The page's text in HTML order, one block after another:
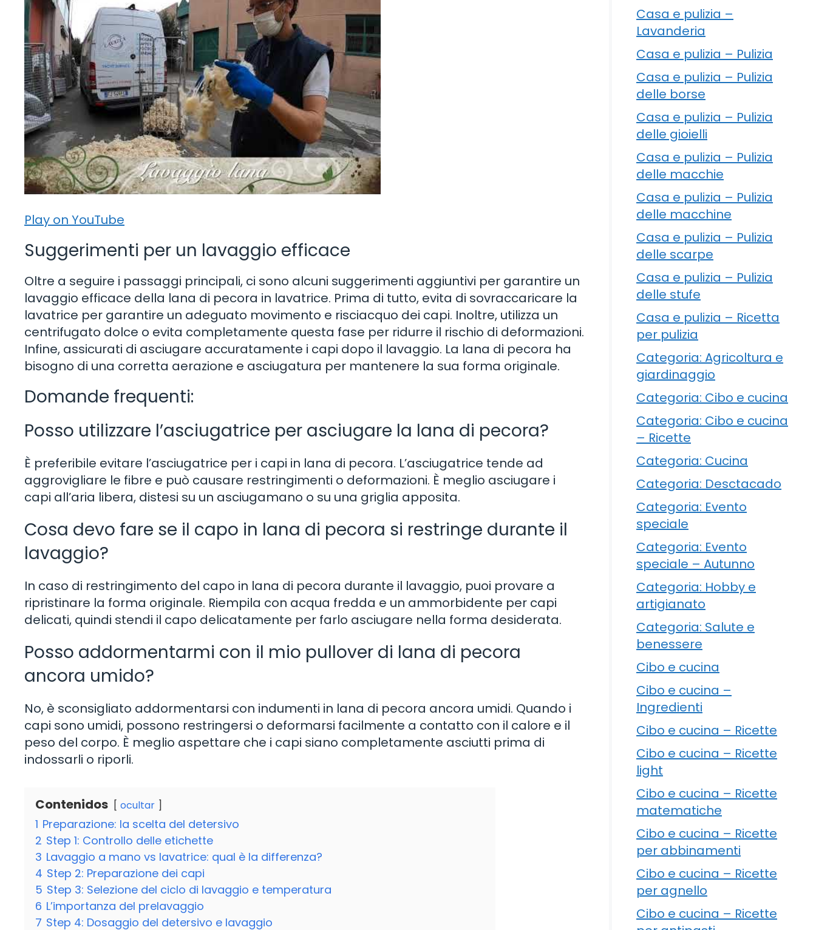
Play on YouTube
Suggerimenti per un lavaggio efficace
Oltre a seguire i passaggi principali, ci sono alcuni suggerimenti aggiuntivi per garantire un
lavaggio efficace della lana di pecora in lavatrice. Prima di tutto, evita di sovraccaricare la
lavatrice per garantire un adeguato movimento e risciacquo dei capi. Inoltre, utilizza un
centrifugato dolce o evita completamente questa fase per ridurre il rischio di deformazioni.
Infine, assicurati di asciugare accuratamente i capi dopo il lavaggio. La lana di pecora ha
bisogno di una corretta aerazione e asciugatura per mantenere la sua forma originale.
Domande frequenti:
Posso utilizzare l’asciugatrice per asciugare la lana di pecora?
È preferibile evitare l’asciugatrice per i capi in lana di pecora. L’asciugatrice tende ad
aggrovigliare le fibre e può causare restringimenti o deformazioni. È meglio asciugare i
capi all’aria libera, distesi su un asciugamano o su una griglia apposita.
Cosa devo fare se il capo in lana di pecora si restringe durante il
lavaggio?
In caso di restringimento del capo in lana di pecora durante il lavaggio, puoi provare a
ripristinare la forma originale. Riempila con acqua fredda e un ammorbidente per capi
delicati, quindi stendi il capo delicatamente per farlo asciugare nella forma desiderata.
Posso addormentarmi con il mio pullover di lana di pecora
ancora umido?
No, è sconsigliato addormentarsi con indumenti in lana di pecora ancora umidi. Quando i
capi sono umidi, possono restringersi o deformarsi facilmente a contatto con il calore e il
peso del corpo. È meglio aspettare che i capi siano completamente asciutti prima di
indossarli o riporli.
Contenidos ocultar
1 Preparazione: la scelta del detersivo
2 Step 1: Controllo delle etichette
3 Lavaggio a mano vs lavatrice: qual è la differenza?
4 Step 2: Preparazione dei capi
5 Step 3: Selezione del ciclo di lavaggio e temperatura
6 L’importanza del prelavaggio
7 Step 4: Dosaggio del detersivo e lavaggio
Casa e pulizia –
Lavanderia
Casa e pulizia – Pulizia
Casa e pulizia – Pulizia
delle borse
Casa e pulizia – Pulizia
delle gioielli
Casa e pulizia – Pulizia
delle macchie
Casa e pulizia – Pulizia
delle macchine
Casa e pulizia – Pulizia
delle scarpe
Casa e pulizia – Pulizia
delle stufe
Casa e pulizia – Ricetta
per pulizia
Categoria: Agricoltura e
giardinaggio
Categoria: Cibo e cucina
Categoria: Cibo e cucina
– Ricette
Categoria: Cucina
Categoria: Desctacado
Categoria: Evento
speciale
Categoria: Evento
speciale – Autunno
Categoria: Hobby e
artigianato
Categoria: Salute e
benessere
Cibo e cucina
Cibo e cucina –
Ingredienti
Cibo e cucina – Ricette
Cibo e cucina – Ricette
light
Cibo e cucina – Ricette
matematiche
Cibo e cucina – Ricette
per abbinamenti
Cibo e cucina – Ricette
per agnello
Cibo e cucina – Ricette